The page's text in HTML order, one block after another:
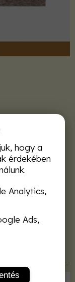
hogy a
érdekében
Analytics,
Ads,